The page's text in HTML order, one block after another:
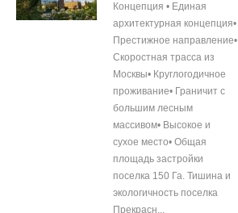
Концепция • Единая
архитектурная концепция•
Престижное направление•
Скоростная трасса из
Москвы• Круглогодичное
проживание• Граничит с
большим лесным
массивом• Высокое и
сухое место• Общая
площадь застройки
поселка 150 Га. Тишина и
экологичность поселка
Прекрасн...